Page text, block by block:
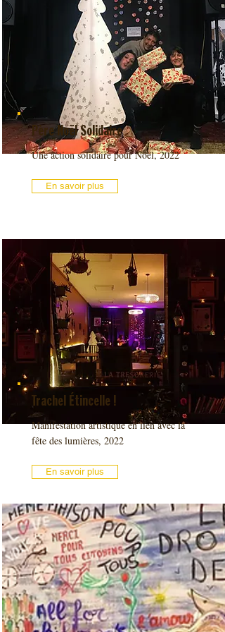
Père Noël Solidaire
Une action solidaire pour Noël, 2022
En savoir plus
Trachel Étincelle !
Manifestation artistique en lien avec la
fête des lumières, 2022
En savoir plus